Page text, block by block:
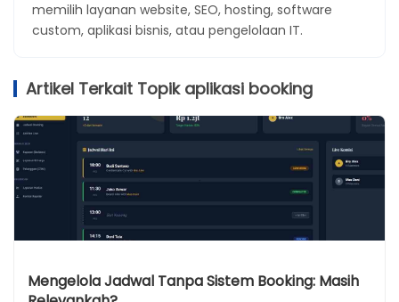
memilih layanan website, SEO, hosting, software
custom, aplikasi bisnis, atau pengelolaan IT.
Artikel Terkait Topik aplikasi booking
Mengelola Jadwal Tanpa Sistem Booking: Masih